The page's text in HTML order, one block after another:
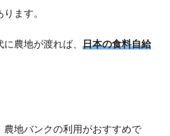
ます。
農地が渡れば、 日本の食料自給
地バンクの利用がおすすめで